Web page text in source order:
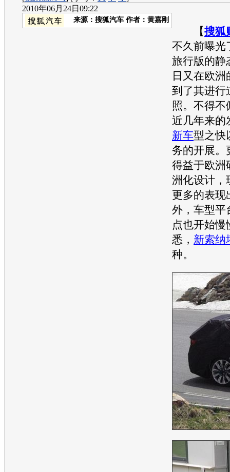
2010年06月24日09:22
来源： 搜狐汽车 作者：黄嘉刚
【搜狐
不久前曝光
旅行版的静
日又在欧
到了其进行
照。不得不
近几年来的
新车型之快
务的开展。
得益于欧洲
洲化设计，
更多的表现
外，车型平
点也开始慢
悉， 新索纳
种。